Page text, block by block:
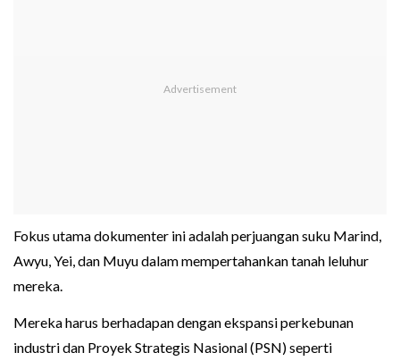
Fokus utama dokumenter ini adalah perjuangan suku Marind,
Awyu, Yei, dan Muyu dalam mempertahankan tanah leluhur
mereka.
Mereka harus berhadapan dengan ekspansi perkebunan
industri dan Proyek Strategis Nasional (PSN) seperti